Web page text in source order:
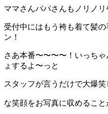
ママさんパパさんもノリノリ
受付中にはもう袴も着て髪
ン！
さあ本番〜〜〜〜！いっち
ょするよ〜っと
スタッフが言うだけで大爆
な笑顔をお写真に収めること